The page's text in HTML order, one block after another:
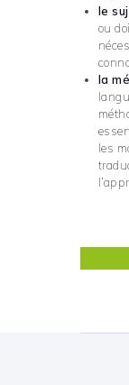
le
ou
la
les